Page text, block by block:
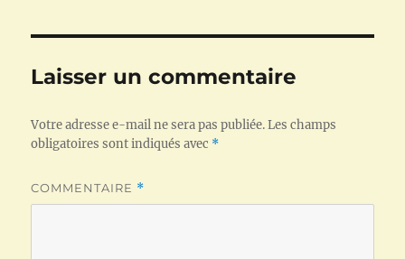
Laisser un commentaire
Votre adresse e-mail ne sera pas publiée. Les champs
obligatoires sont indiqués avec *
COMMENTAIRE *